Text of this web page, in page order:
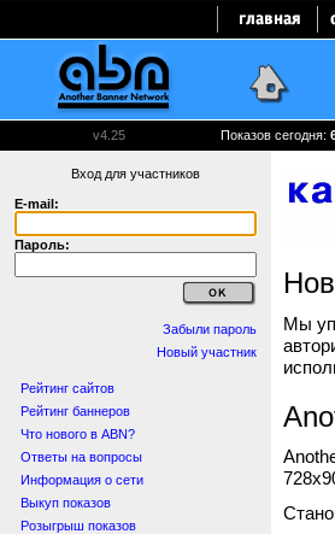
v4.25 Показов сегодня:
Вход для участников
E-mail:
Пароль:
Забыли пароль
Новый участник
Рейтинг сайтов
Рейтинг баннеров
Что нового в ABN?
Ответы на вопросы
Информация о сети
Выкуп показов
Розыгрыш показов
Мы